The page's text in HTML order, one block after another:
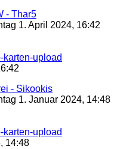
- Thar5
1. April 2024, 16:42
karten-upload
- Sikookis
1. Januar 2024, 14:48
karten-upload
14:48